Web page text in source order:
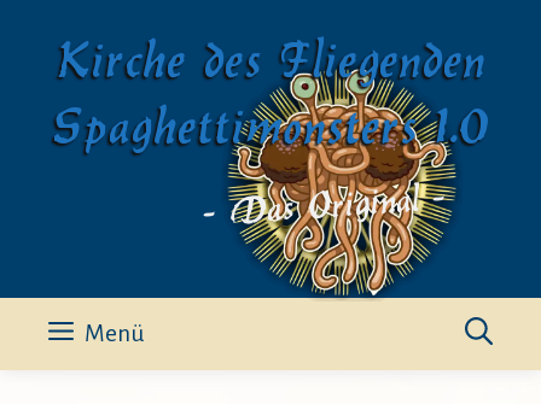
springenKirche des Fliegenden
Spaghettimonsters 1.0
- Das Original -
Menü